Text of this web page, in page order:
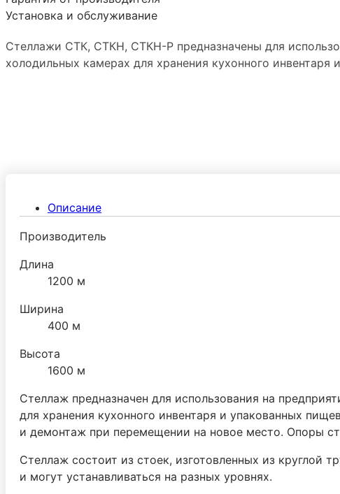
Установка и обслуживание
Стеллажи СТК, СТКН, СТКН-Р предназначены для
холодильных камерах для хранения кухонного
Описание
Производитель
Длина
1200 м
Ширина
400 м
Высота
1600 м
Стеллаж предназначен для использования на
для хранения кухонного инвентаря и упакованных
и демонтаж при перемещении на новое место. Опоры
Стеллаж состоит из стоек, изготовленных из
и могут устанавливаться на разных уровнях.